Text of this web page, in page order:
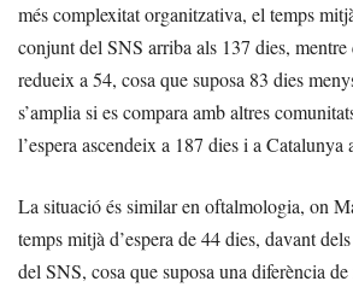
més complexitat organitzativa, el temps
conjunt del SNS arriba als 137 dies,
redueix a 54, cosa que suposa 83 dies
s’amplia si es compara amb altres
l’espera ascendeix a 187 dies i a Catalunya
La situació és similar en oftalmologia, on
temps mitjà d’espera de 44 dies, davant
del SNS, cosa que suposa una diferència de